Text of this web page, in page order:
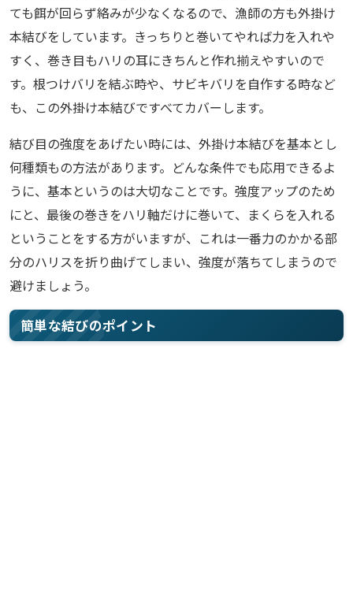
ても餌が回らず絡みが少なくなるので、漁師の方も外掛け
本結びをしています。きっちりと巻いてやれば力を入れや
すく、巻き目もハリの耳にきちんと作れ揃えやすいので
す。根つけバリを結ぶ時や、サビキバリを自作する時など
も、この外掛け本結びですべてカバーします。
結び目の強度をあげたい時には、外掛け本結びを基本とし
何種類もの方法があります。どんな条件でも応用できるよ
うに、基本というのは大切なことです。強度アップのため
にと、最後の巻きをハリ軸だけに巻いて、まくらを入れる
ということをする方がいますが、これは一番力のかかる部
分のハリスを折り曲げてしまい、強度が落ちてしまうので
避けましょう。
簡単な結びのポイント